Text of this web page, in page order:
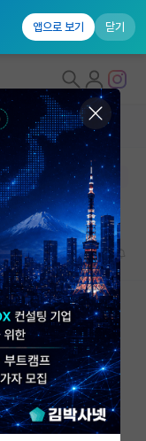
앱으로 보기 닫기